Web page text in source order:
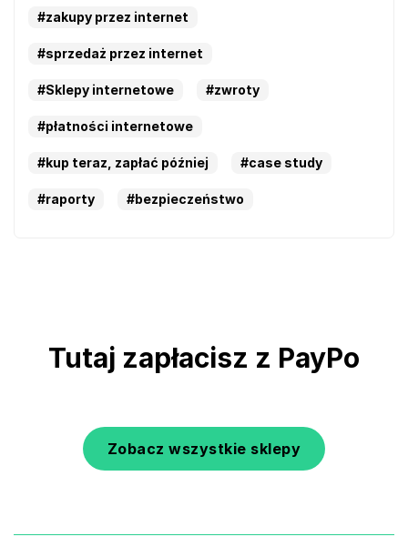
#zakupy przez internet
#sprzedaż przez internet
#Sklepy internetowe #zwroty
#płatności internetowe
#kup teraz, zapłać później #case study
#raporty #bezpieczeństwo
Tutaj zapłacisz z PayPo
Zobacz wszystkie sklepy